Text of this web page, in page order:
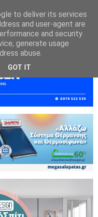
to deliver its services
and user-agent are
and security
generate usage
abuse.
GOT IT